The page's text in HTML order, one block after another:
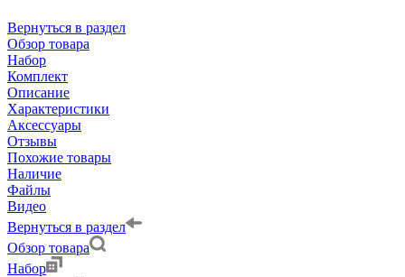
Вернуться в раздел
Обзор товара
Набор
Комплект
Описание
Характеристики
Аксессуары
Отзывы
Похожие товары
Наличие
Файлы
Видео
Вернуться в раздел
Обзор товара
Набор